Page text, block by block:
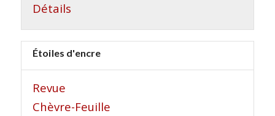
Détails
Étoiles d'encre
Revue
Chèvre-Feuille